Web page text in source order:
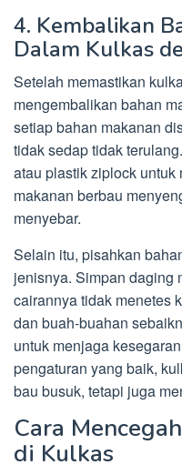
4. Kembalikan
Dalam Kulkas
Setelah memastikan
mengembalikan bahan
setiap bahan makanan
tidak sedap tidak
atau plastik ziplock
makanan berbau
menyebar.
Selain itu, pisahkan
jenisnya. Simpan daging
cairannya tidak menetes
dan buah-buahan
untuk menjaga
pengaturan yang baik,
bau busuk, tetapi juga
Cara
di Kulkas